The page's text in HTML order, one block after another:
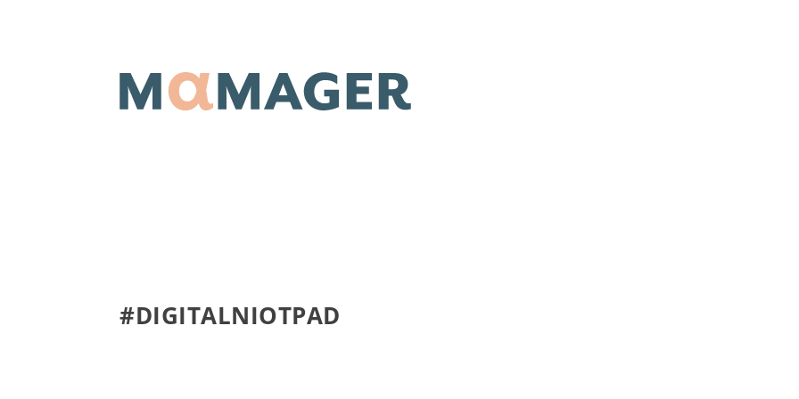
#DIGITALNIOTPAD